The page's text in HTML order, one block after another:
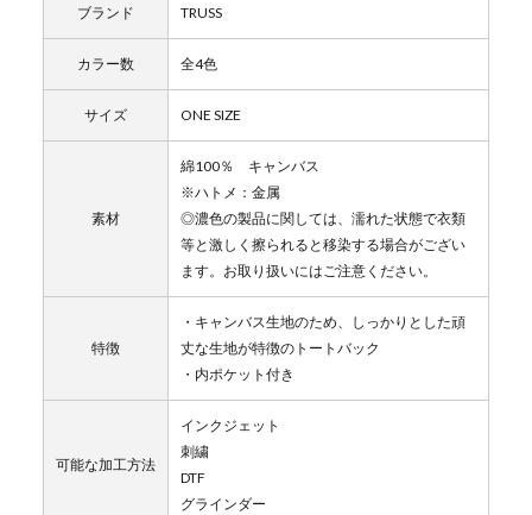
ブランド TRUSS
カラー数 全4色
サイズ ONE SIZE
素材
綿100％ キャンバス
※ハトメ：金属
◎濃色の製品に関しては、濡れた状態で衣類
等と激しく擦られると移染する場合がござい
ます。お取り扱いにはご注意ください。
特徴
・キャンバス生地のため、しっかりとした頑
丈な生地が特徴のトートバック
・内ポケット付き
可能な加工方法
インクジェット
刺繍
DTF
グラインダー